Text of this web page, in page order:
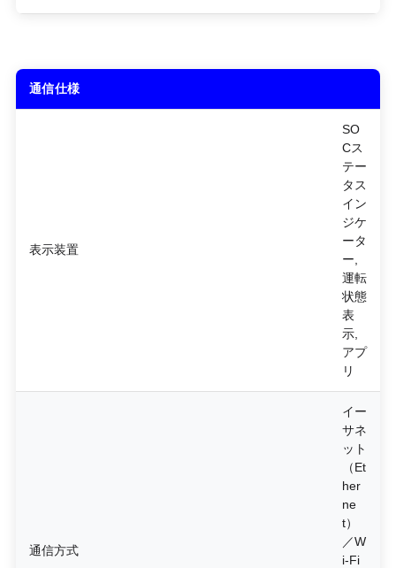
通信仕様
表示装置
SO
Cス
テー
タス
イン
ジケ
ータ
ー,
運転
状態
表
示,
アプ
リ
通信方式
イー
サネ
ット
（Et
her
ne
t）
／W
i-Fi